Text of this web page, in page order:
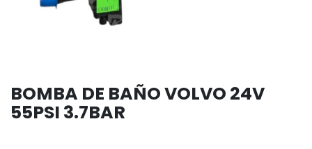
BOMBA DE BAÑO VOLVO 24V
55PSI 3.7BAR